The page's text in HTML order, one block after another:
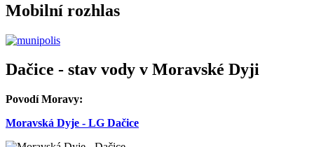
Mobilní rozhlas
Dačice - stav vody v Moravské Dyji
Povodí Moravy:
Moravská Dyje - LG Dačice